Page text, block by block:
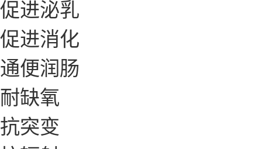
促进泌乳
促进消化
通便润肠
耐缺氧
抗突变